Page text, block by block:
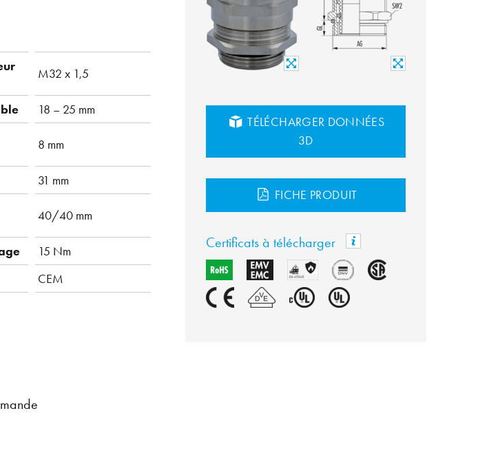
M32 x 1,5
18 – 25 mm
8 mm
31 mm
40/40 mm
15 Nm
CEM
TÉLÉCHARGER DONNÉES
3D
FICHE PRODUIT
Certificats à télécharger